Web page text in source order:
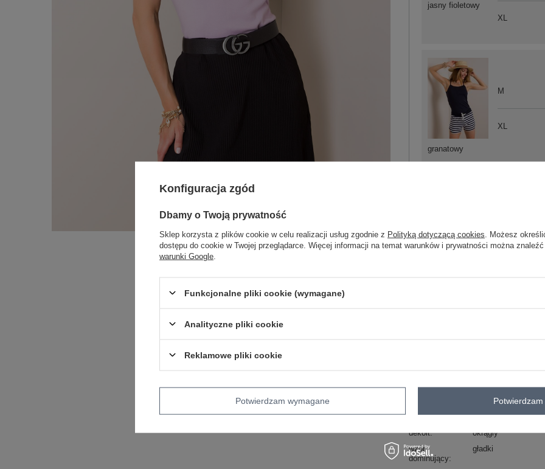
jasny fioletowy
XL
granatowy
M
XL
XL
BR-TP-2016.46
Marka
BERRAK
dekolt
okrągły
wzór
dominujący
gładki
Konfiguracja zgód
Dbamy o Twoją prywatność
Sklep korzysta z plików cookie w celu realizacji usług zgodnie z Polityką dotyczącą cookies . Możesz
dostępu do cookie w Twojej przeglądarce. Więcej informacji na temat warunków i prywatności można
warunki Google
Funkcjonalne pliki cookie (wymagane)
Analityczne pliki cookie
Reklamowe pliki cookie
Potwierdzam wymagane